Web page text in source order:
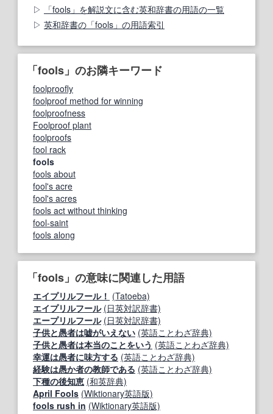
「fools」を解説文に含む英和辞書の用語の一覧
英和辞書の「fools」の用語索引
「fools」のお隣キーワード
foolproofly
foolproof method for winning
foolproofness
Foolproof plant
foolproofs
fool rack
fools
fools about
fool's acre
fool's acres
fools act without thinking
fool-saint
fools along
「fools」の意味に関連した用語
エイプリルフール！ (Tatoeba)
エイプリルフール (日英対訳辞書)
エープリルフール (日英対訳辞書)
子供と愚者は嘘がいえない (英語ことわざ辞典)
子供と愚者は本当のことをいう (英語ことわざ辞典)
幸運は愚者に味方する (英語ことわざ辞典)
経験は愚か者の教師である (英語ことわざ辞典)
下種の後知恵 (和英辞典)
April Fools (Wiktionary英語版)
fools rush in (Wiktionary英語版)